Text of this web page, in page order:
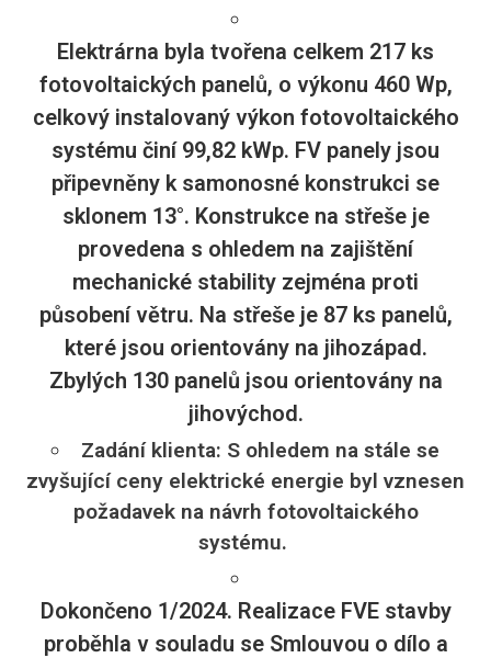
Elektrárna byla tvořena celkem 217 ks
fotovoltaických panelů, o výkonu 460 Wp,
celkový instalovaný výkon fotovoltaického
systému činí 99,82 kWp. FV panely jsou
připevněny k samonosné konstrukci se
sklonem 13°. Konstrukce na střeše je
provedena s ohledem na zajištění
mechanické stability zejména proti
působení větru. Na střeše je 87 ks panelů,
které jsou orientovány na jihozápad.
Zbylých 130 panelů jsou orientovány na
jihovýchod.
Zadání klienta: S ohledem na stále se
zvyšující ceny elektrické energie byl vznesen
požadavek na návrh fotovoltaického
systému.
Dokončeno 1/2024. Realizace FVE stavby
proběhla v souladu se Smlouvou o dílo a